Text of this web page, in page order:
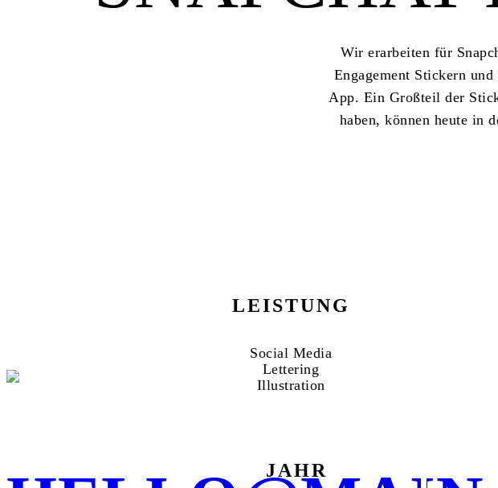
Wir erarbeiten für
Engagement Stickern
App. Ein Großteil der
haben, können heute in
LEISTUNG
Social Media
Lettering
Illustration
JAHR